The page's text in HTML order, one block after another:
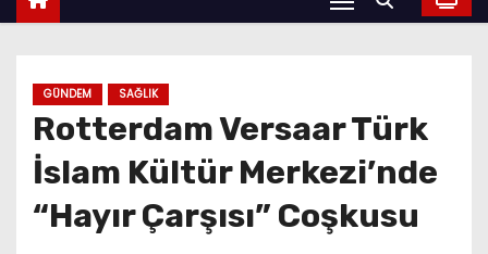
e
GÜNDEM SAĞLIK
Rotterdam Versaar Türk
İslam Kültür Merkezi’nde
“Hayır Çarşısı” Coşkusu